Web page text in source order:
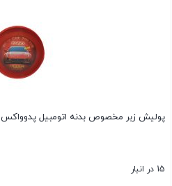
پولیش زبر مخصوص بدنه اتومبیل پدوواکس P2Wax
15 در انبار